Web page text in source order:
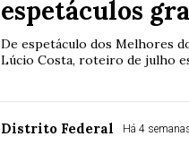
espetáculos
De espetáculo dos Melhores
Lúcio Costa, roteiro de julho
Distrito Federal Há 4